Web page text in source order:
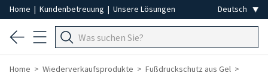
Home | Kundenbetreuung | Unsere Lösungen
Home Wiederverkaufsprodukte
Fußdruckschutz aus Gel